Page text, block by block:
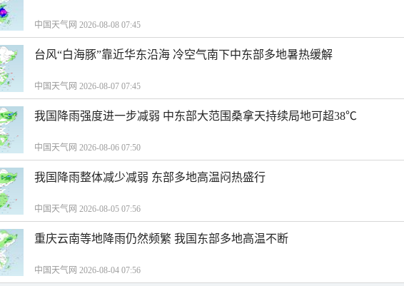
中国天气网 2026-08-08 07:45
台风“白海豚”靠近华东沿海 冷空气南下中东部多地暑热缓解
中国天气网 2026-08-07 07:45
我国降雨强度进一步减弱 中东部大范围桑拿天持续局地可超38℃
中国天气网 2026-08-06 07:50
我国降雨整体减少减弱 东部多地高温闷热盛行
中国天气网 2026-08-05 07:56
重庆云南等地降雨仍然频繁 我国东部多地高温不断
中国天气网 2026-08-04 07:56